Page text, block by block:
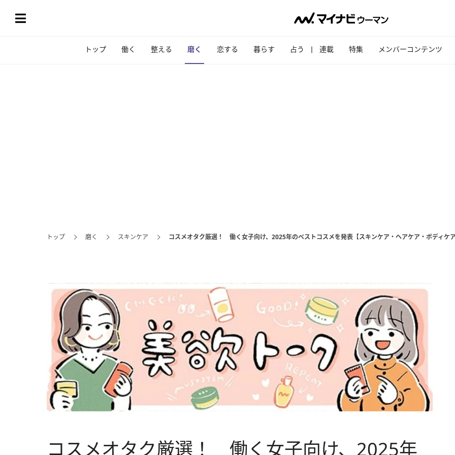
トップ 働く 整える 磨く 恋する 暮らす 占う 連載 特集 メンバーコンテンツ
トップ 磨く スキンケア コスメオタク厳選！ 働く女子向け、2025年のベストコスメを発表【スキンケア・ヘアケア・ボディケ
コスメオタク厳選！ 働く女子向け、2025年